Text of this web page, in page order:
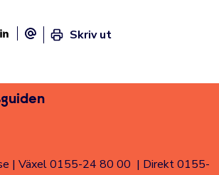
Facebook
E-post
Skriv ut
| Växel 0155-24 80 00 | Direkt 0155-